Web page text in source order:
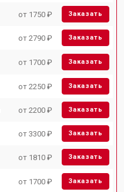
от 1750 ₽ Заказать
от 2790 ₽ Заказать
от 1700 ₽ Заказать
от 2250 ₽ Заказать
от 2200 ₽ Заказать
от 3300 ₽ Заказать
от 1810 ₽ Заказать
от 1700 ₽ Заказать